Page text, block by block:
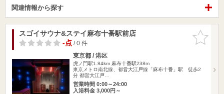
関連情報から探す
お気に入
りに追加
スゴイサウナ&ステイ麻布十番駅前店
-点/ 0 件
東京都 / 港区
虎ノ門駅1.84km 麻布十番駅238m
東京メトロ南北線、都営大江戸線「麻布十番」駅 徒歩2
分 都営大江戸…
営業時間 0:00～24:00
入浴料金 3,000円～